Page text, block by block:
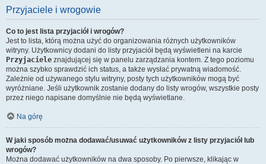
Przyjaciele i wrogowie
Co to jest lista przyjaciół i wrogów?
Jest to lista, którą można użyć do organizowania różnych użytkowników
witryny. Użytkownicy dodani do listy przyjaciół będą wyświetleni na karcie
Przyjaciele znajdującej się w panelu zarządzania kontem. Z tego poziomu
można szybko sprawdzić ich status, a także wysłać prywatną wiadomość.
Zależnie od używanego stylu witryny, posty tych użytkowników mogą być
wyróżniane. Jeśli użytkownik zostanie dodany do listy wrogów, wszystkie posty
przez niego napisane domyślnie nie będą wyświetlane.
Na górę
W jaki sposób można dodawać/usuwać użytkowników z listy przyjaciół lub
wrogów?
Można dodawać użytkowników na dwa sposoby. Po pierwsze, klikając w